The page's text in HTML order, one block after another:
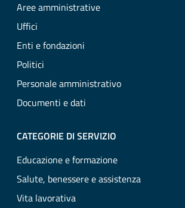
Aree amministrative
Uffici
Enti e fondazioni
Politici
Personale amministrativo
Documenti e dati
CATEGORIE DI SERVIZIO
Educazione e formazione
Salute, benessere e assistenza
Vita lavorativa